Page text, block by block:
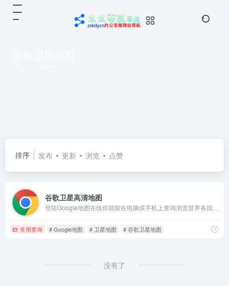
排序 发布 更新 浏览 点赞
谷歌卫星高清地图
常用查询 # Google地图 # 卫星地图 # 谷歌卫星地图
没有了